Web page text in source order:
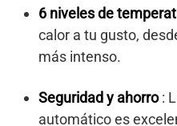
6 niveles de
calor a tu gusto,
más intenso.
Seguridad y ahorro:
automático es